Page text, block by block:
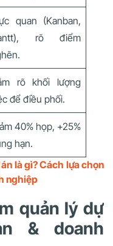
quan (Kanban,
rõ điểm
rõ khối lượng
để điều phối.
40% họp, +25%
hạn.
là gì? Cách lựa chọn
nghiệp
quản lý dự
& doanh